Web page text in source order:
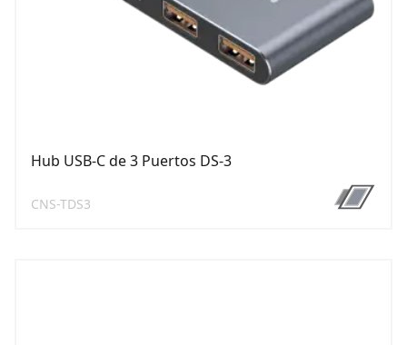
Hub USB-C de 3 Puertos DS-3
CNS-TDS3